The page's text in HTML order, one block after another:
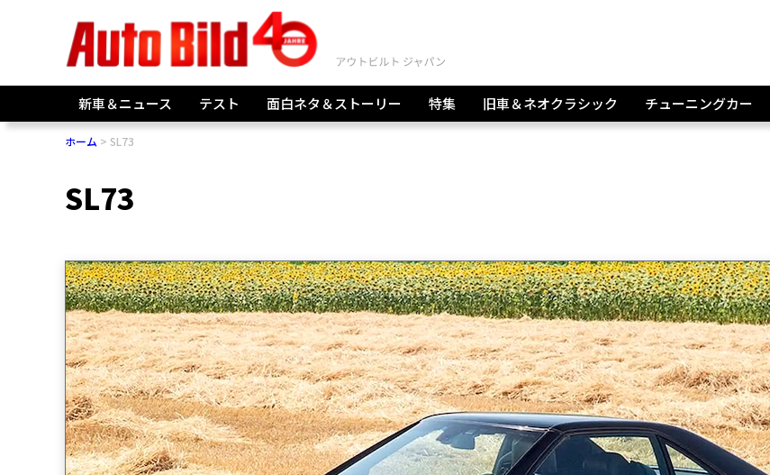
新車＆ニュース テスト 面白ネタ＆ストーリー 特集 旧車＆ネオクラシック チューニングカー
ホーム SL73
SL73